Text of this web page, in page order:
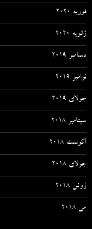
فوریه 2020
ژانویه 2020
دسامبر 2019
نوامبر 2019
جولای 2019
سپتامبر 2018
آگوست 2018
جولای 2018
ژوئن 2018
می 2018